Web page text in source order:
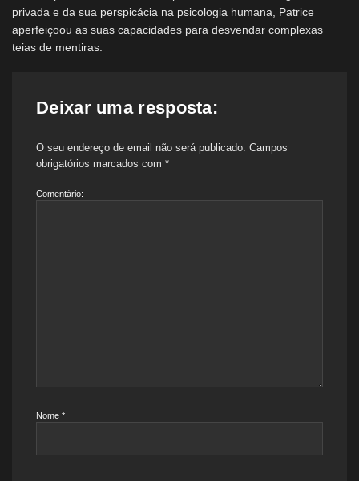
privada e da sua perspicácia na psicologia humana, Patrice
aperfeiçoou as suas capacidades para desvendar complexas
teias de mentiras.
Deixar uma resposta:
O seu endereço de email não será publicado. Campos
obrigatórios marcados com *
Comentário:
Nome *